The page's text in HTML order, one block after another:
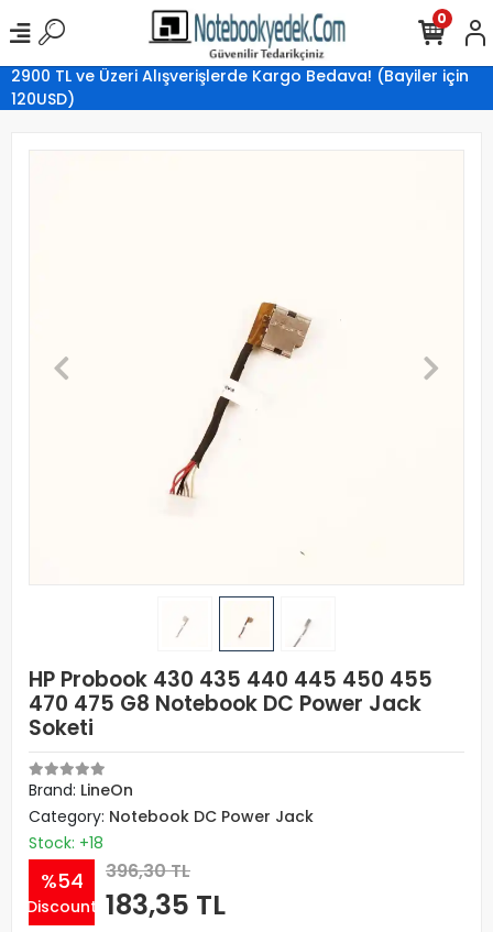
2900 TL ve Üzeri Alışverişlerde Kargo Bedava! (Bayiler için
120USD)
0
HP Probook 430 435 440 445 450 455
470 475 G8 Notebook DC Power Jack
Soketi
Brand: LineOn
Category: Notebook DC Power Jack
Stock: +18
%54
Discount
396,30 TL
183,35 TL